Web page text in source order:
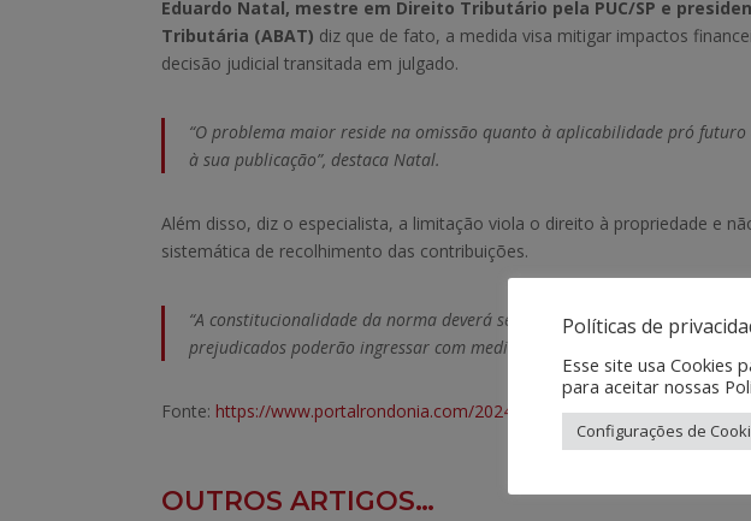
Eduardo Natal, mestre em Direito Tributário pela PUC/SP e
Tributária (ABAT) diz que de fato, a medida visa mitigar impactos
decisão judicial transitada em julgado.
“O problema maior reside na omissão quanto à aplicabilidade pró
à sua publicação”, destaca Natal.
Além disso, diz o especialista, a limitação viola o direito à propriedade e
sistemática de recolhimento das contribuições.
“A constitucionalidade da norma deverá ser questionada em controle
prejudicados poderão ingressar com medidas protetivas para
Fonte: https://www.portalrondonia.com/2024/06/04/mp-1-227-gera-ainda-
OUTROS ARTIGOS…
Políticas de
Esse site usa Cookies
para aceitar nossas
Configurações de